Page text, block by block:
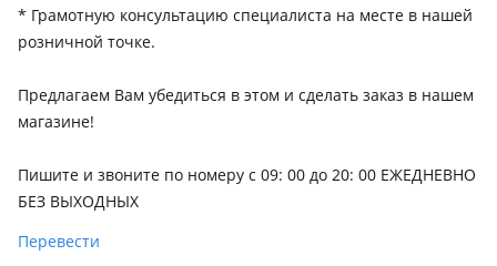
2002 - 2006 1 поколение (JC), 2006 - 2011 1 поколение
рестайлинг (JC), 2017 - 2020 3 поколение рестайлинг (UM),
2014 2 поколение (XM), 2012 - 2021 2 поколение рестайлинг
(XM), 2014 - 2017 3 поколение (UM), 2020 - н.в. 4 поколение
Kia Sportage
(JE/KM), 2008 - 2010 2 поколение рестайлинг, 2010 - 2014 3
поколение (SL), 2021 - н.в. 5 поколение, 2018 - н.в. 4
3 поколение рестайлинг (QL/QLE)
* Грамотную консультацию специалиста на месте в нашей
розничной точке.
Предлагаем Вам убедиться в этом и сделать заказ в нашем
магазине!
Пишите и звоните по номеру с 09: 00 до 20: 00 ЕЖЕДНЕВНО
БЕЗ ВЫХОДНЫХ
Перевести